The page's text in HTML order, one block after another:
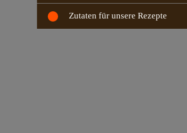
Zutaten für unsere Rezepte